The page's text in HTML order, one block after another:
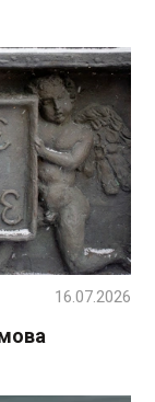
16.07.2026